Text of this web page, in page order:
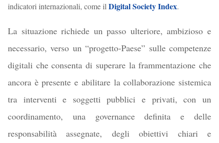
indicatori internazionali, come il Digital Society Index.
La situazione richiede un passo ulteriore, ambizioso e
necessario, verso un “progetto-Paese” sulle competenze
digitali che consenta di superare la frammentazione che
ancora è presentee abilitare la collaborazione sistemica
tra interventi e soggetti pubblici e privati,con un
coordinamento, una governance definitae delle
responsabilità assegnate, degli obiettivi chiari e